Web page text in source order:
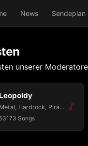
News Sendeplan
unserer
Leopoldy
Metal, Hardrock, Pirat Rock, Blues, All dark Musik
53173 Songs